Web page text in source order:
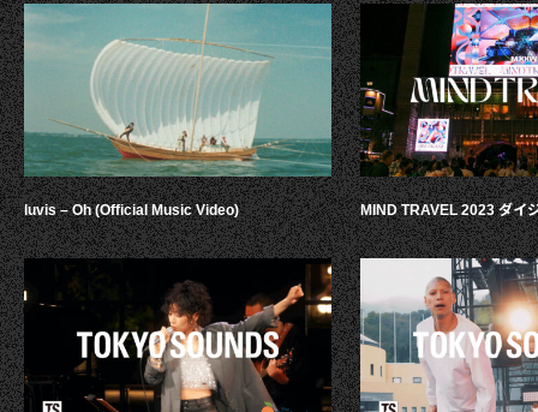
luvis – Oh (Official Music Video) MIND TRAVEL 2023 ダイ